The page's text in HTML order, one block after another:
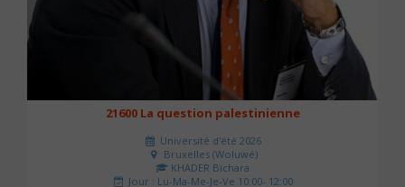
21600 La question palestinienne
Université d'été 2026
Bruxelles (Woluwé)
KHADER Bichara
Jour : Lu-Ma-Me-Je-Ve 10:00- 12:00